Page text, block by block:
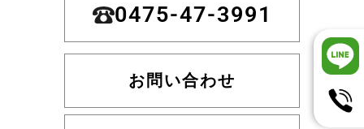
0475-47-3991
お問い合わせ